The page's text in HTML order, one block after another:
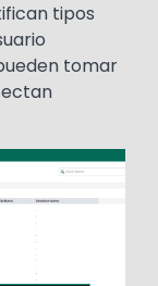
tipos
tomar